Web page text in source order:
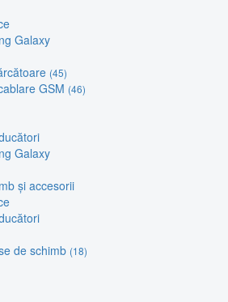
Galaxy
(45)
GSM (46)
Galaxy
și accesorii
de schimb (18)